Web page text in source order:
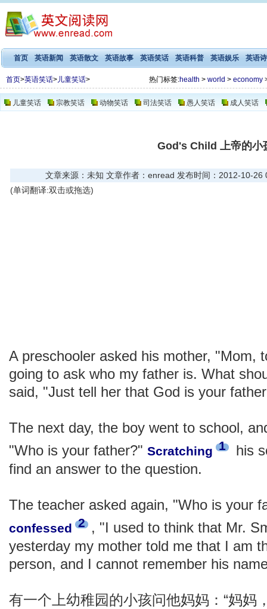
首页 英语新闻 英语散文 英语故事 英语笑话 英语科普 英语娱乐 英语
首页>英语笑话>儿童笑话> 热门标签:health > world > economy
儿童笑话 宗教笑话 动物笑话 司法笑话 愚人笑话 成人笑话
God's Child 上帝的小
文章来源：未知 文章作者：enread 发布时间：2012-10-26
(单词翻译:双击或拖选)
A preschooler asked his mother, "Mom,
going to ask who my father is. What
said, "Just tell her that God is your
The next day, the boy went to school,
"Who is your father?" Scratching 1
his
find an answer to the question.
The teacher asked again, "Who is your
confessed 2 , "I used to think that Mr.
yesterday my mother told me that I am
person, and I cannot remember his
有一个上幼稚园的小孩问他妈妈：“妈妈